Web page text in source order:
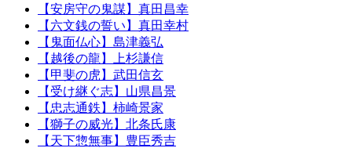
【安房守の鬼謀】真田昌幸
【六文銭の誓い】真田幸村
【鬼面仏心】島津義弘
【越後の龍】上杉謙信
【甲斐の虎】武田信玄
【受け継ぐ志】山県昌景
【忠志通鉄】柿崎景家
【獅子の威光】北条氏康
【天下惣無事】豊臣秀吉